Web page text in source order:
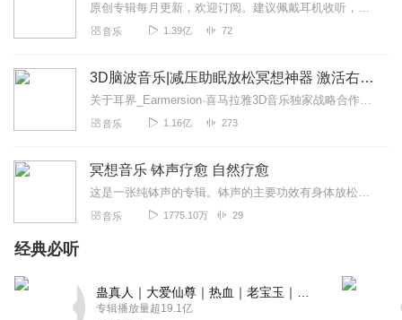
原创专辑每月更新，欢迎订阅。建议佩戴耳机收听，单曲循环助眠效果更佳！专辑介绍：《疗愈纯音》是音乐人梦果专为喜马拉雅听众“独家”定制的首张“消除负面情绪”的疗愈...
音乐 1.39亿 72
3D脑波音乐|减压助眠放松冥想神器 激活右脑学习必备
关于耳界_Earmersion·喜马拉雅3D音乐独家战略合作伙伴。合作对象包括有声的紫襟、音乐星球等，签约众多独立音乐人，拥有包含千首3D功能性音乐内容版权曲库...
音乐 1.16亿 273
冥想音乐 钵声疗愈 自然疗愈
这是一张纯钵声的专辑。钵声的主要功效有身体放松、催眠入睡、疏通经脉、净化气场、补充能量等。深度催眠放松可以使身体和宇宙自然万物更好的连接。均匀的钵声和细微的震动...
音乐 1775.10万 29
经典必听
专辑播放量超19.1亿